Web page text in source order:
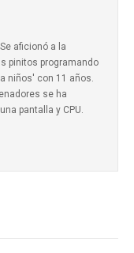
aficionó a la
pinitos programando
niños' con 11 años.
se ha
pantalla y CPU.